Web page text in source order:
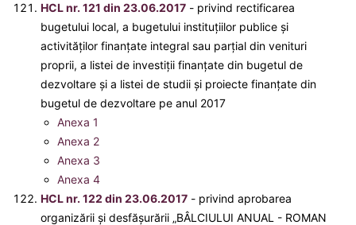
HCL nr. 121 din 23.06.2017 - privind rectificarea
bugetului local, a bugetului instituțiilor publice și
activităților finanțate integral sau parțial din venituri
proprii, a listei de investiții finanțate din bugetul de
dezvoltare și a listei de studii și proiecte finanțate din
bugetul de dezvoltare pe anul 2017
Anexa 1
Anexa 2
Anexa 3
Anexa 4
HCL nr. 122 din 23.06.2017 - privind aprobarea
organizării şi desfăşurării „BÂLCIULUI ANUAL - ROMAN